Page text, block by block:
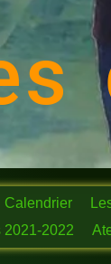
Calendrier
2021-2022